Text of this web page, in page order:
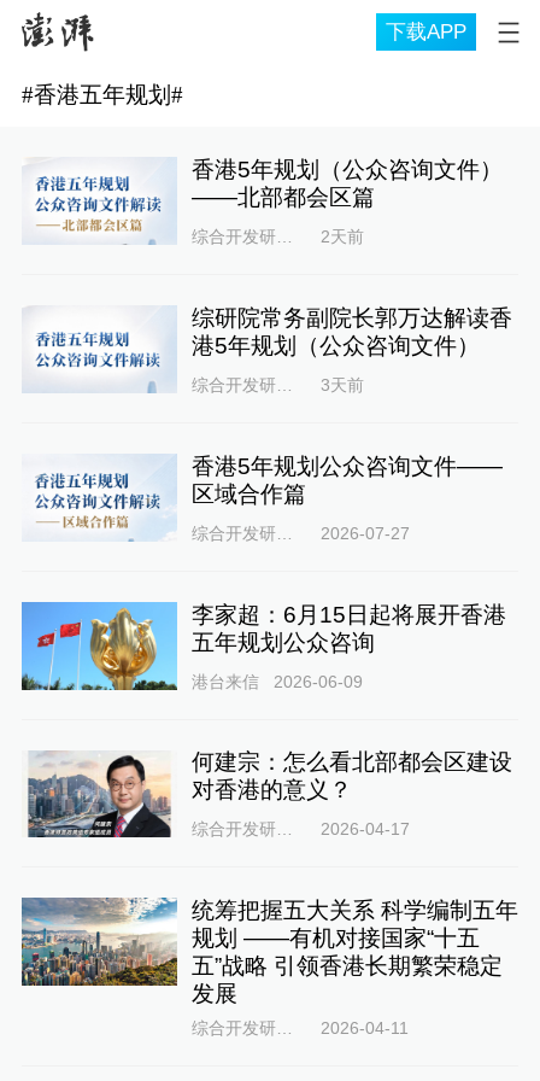
下载APP
#香港五年规划#
香港5年规划（公众咨询文件）
——北部都会区篇
综合开发研究院 2天前
综研院常务副院长郭万达解读香
港5年规划（公众咨询文件）
综合开发研究院 3天前
香港5年规划公众咨询文件——
区域合作篇
综合开发研究院 2026-07-27
李家超：6月15日起将展开香港
五年规划公众咨询
港台来信 2026-06-09
何建宗：怎么看北部都会区建设
对香港的意义？
综合开发研究院 2026-04-17
统筹把握五大关系 科学编制五年
规划 ——有机对接国家“十五
五”战略 引领香港长期繁荣稳定
发展
综合开发研究院 2026-04-11